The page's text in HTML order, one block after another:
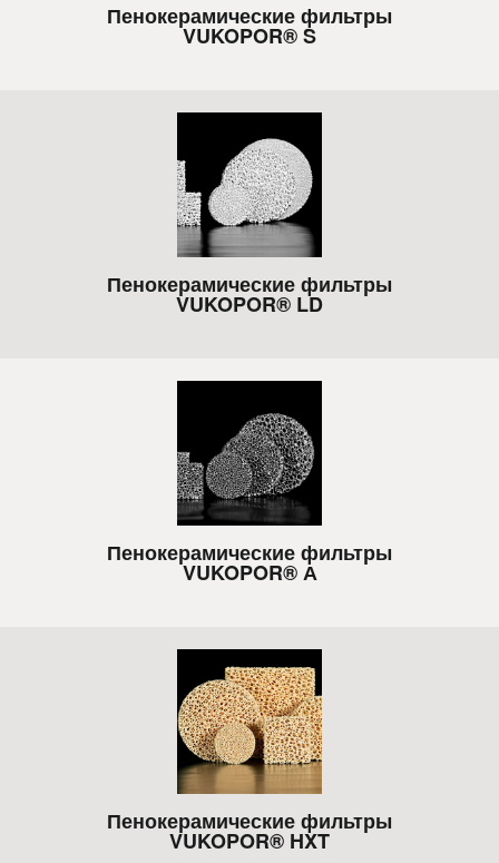
Пенокерамические фильтры
VUKOPOR® S
Пенокерамические фильтры
VUKOPOR® LD
Пенокерамические фильтры
VUKOPOR® А
Пенокерамические фильтры
VUKOPOR® HXT